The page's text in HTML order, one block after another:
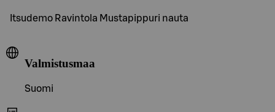
Itsudemo Ravintola Mustapippuri nauta
Valmistusmaa
Suomi